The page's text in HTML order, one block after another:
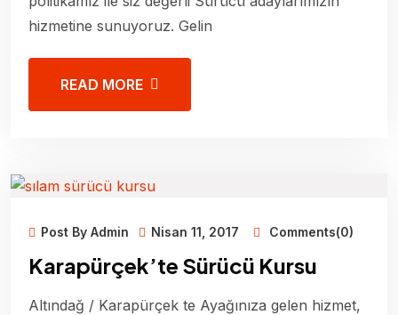
hizmetine sunuyoruz. Gelin
READ MORE
Post By Admin Nisan 11, 2017 Comments(0)
Karapürçek’te Sürücü Kursu
Altındağ / Karapürçek te Ayağınıza gelen hizmet,